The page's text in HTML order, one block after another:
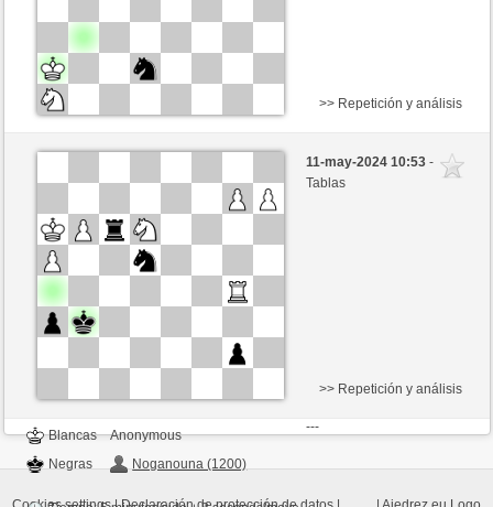
Negras
Anonymous
Tiempo: 5 minutes/side + 8 seconds/move
>> Repetición y análisis
11-may-2024 10:53-
Tablas
Blancas
Anonymous
Negras
Noganouna (1200)
>> Repetición y análisis
---